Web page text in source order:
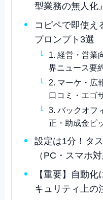
型業務の無人化
コピペで即使え
プロンプト3選
1. 経営・営業
界ニュース要
2. マーケ・広
口コミ・エゴ
3. バックオフ
正・助成金ピ
設定は1分！タ
（PC・スマホ対
【重要】自動
キュリティ上の